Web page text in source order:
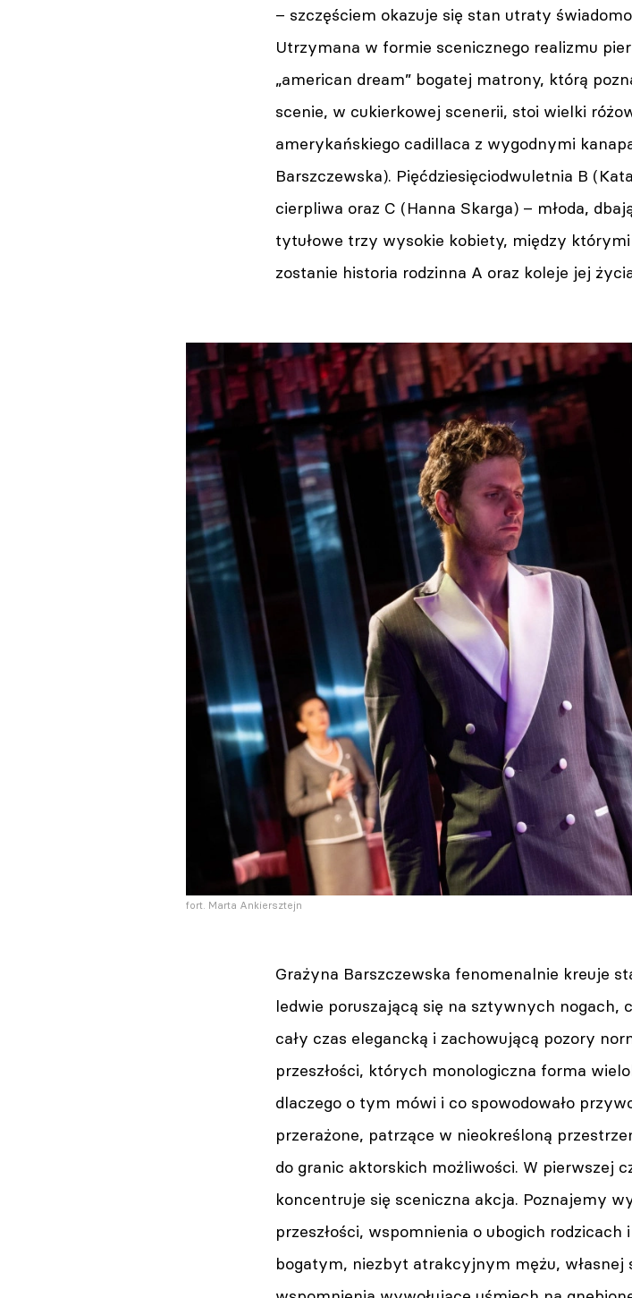
– szczęściem okazuje się stan utraty
Utrzymana w formie scenicznego realizmu
„american dream” bogatej matrony, którą
scenie, w cukierkowej scenerii, stoi wielki
amerykańskiego cadillaca z wygodnymi
Barszczewska). Pięćdziesięciodwuletnia B
cierpliwa oraz C (Hanna Skarga) – młoda,
tytułowe trzy wysokie kobiety, między
zostanie historia rodzinna A oraz koleje jej
fort. Marta Ankiersztejn
Grażyna Barszczewska fenomenalnie kreuje
ledwie poruszającą się na sztywnych nogach,
cały czas elegancką i zachowującą pozory
przeszłości, których monologiczna forma
dlaczego o tym mówi i co spowodowało
przerażone, patrzące w nieokreśloną
do granic aktorskich możliwości. W pierwszej
koncentruje się sceniczna akcja. Poznajemy
przeszłości, wspomnienia o ubogich
bogatym, niezbyt atrakcyjnym mężu, własnej